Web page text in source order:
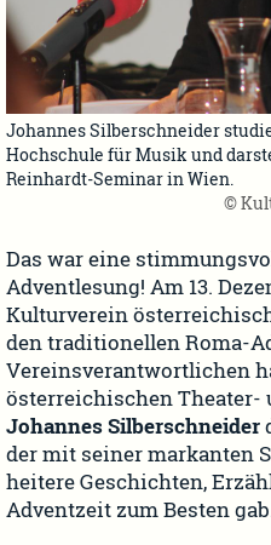
Johannes Silberschneider
Hochschule für Musik und
Reinhardt-Seminar in Wien.
©
Das war eine
Adventlesung! Am 13.
Kulturverein
den traditionellen Roma-
Vereinsverantwortlichen
österreichischen Theater-
Johannes Silberschneider
der mit seiner markanten
heitere Geschichten,
Adventzeit zum Besten